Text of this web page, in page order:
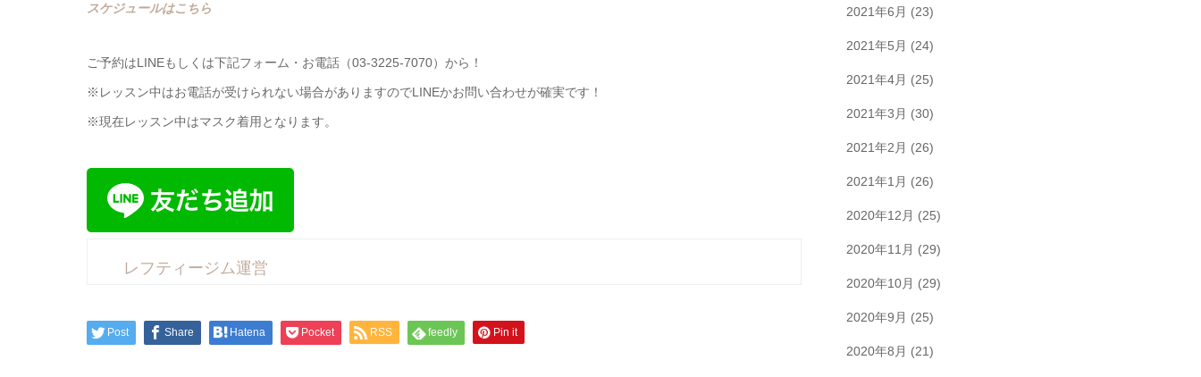
スケジュールはこちら
ご予約はLINEもしくは下記フォーム・お電話（03-3225-7070）から！
※レッスン中はお電話が受けられない場合がありますのでLINEかお問い合わせが確実です！
※現在レッスン中はマスク着用となります。
レフティージム運営
Post Share Hatena Pocket RSS feedly Pin it
2021年6月 (23)
2021年5月 (24)
2021年4月 (25)
2021年3月 (30)
2021年2月 (26)
2021年1月 (26)
2020年12月 (25)
2020年11月 (29)
2020年10月 (29)
2020年9月 (25)
2020年8月 (21)